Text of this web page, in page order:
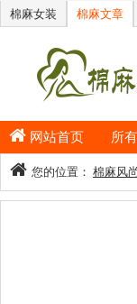
棉麻女装 棉麻文章
网站首页 所
您的位置： 棉麻风